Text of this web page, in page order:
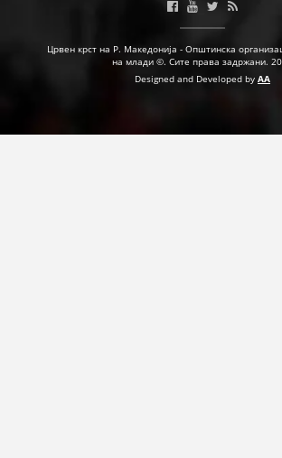
ДЕЈСТВУВАЊЕ
Црвен крст на Р. Македонија - Општинска
на млади ©. Сите права задржани.
Designed and Developed by AA